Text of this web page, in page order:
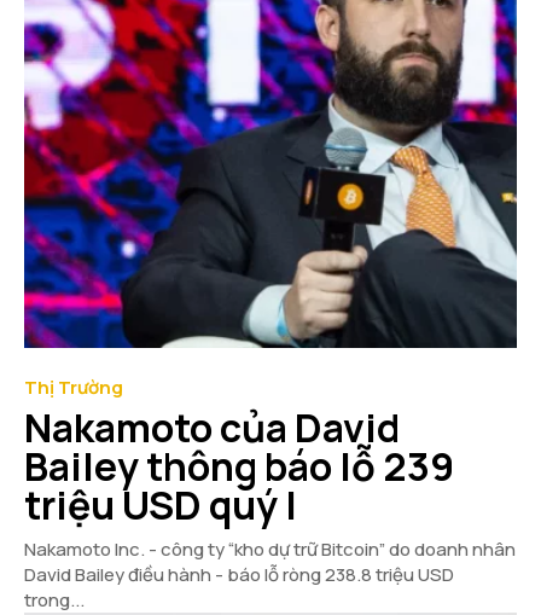
Thị Trường
Nakamoto của David
Bailey thông báo lỗ 239
triệu USD quý I
Nakamoto Inc. - công ty “kho dự trữ Bitcoin” do doanh nhân
David Bailey điều hành - báo lỗ ròng 238.8 triệu USD
trong...